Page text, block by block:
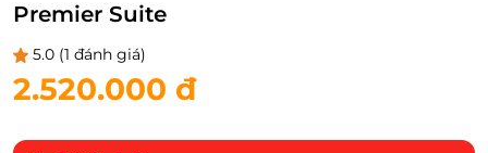
Premier Suite
5.0 (1 đánh giá)
2.520.000 đ